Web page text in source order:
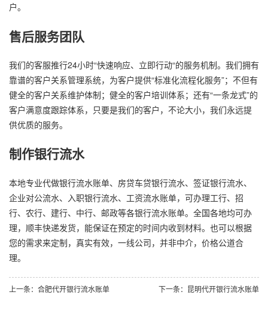
户。
售后服务团队
我们的客服推行24小时“快速响应、立即行动“的服务机制。我们拥有
靠谱的客户关系管理系统，为客户提供“标准化流程化服务”；不但有
健全的客户关系维护体制；健全的客户培训体系；还有“一条龙式”的
客户满意度跟踪体系，只要是我们的客户，不论大小，我们永远提
供优质的服务。
制作银行流水
本地专业代做银行流水账单、房贷车贷银行流水、签证银行流水、
企业对公流水、入职银行流水、工资流水账单，可办理工行、招
行、农行、建行、中行、邮政等各银行流水账单。全国各地均可办
理，顺丰快递发货，能保证在预定的时间内收到材料。也可以根据
您的需求来定制，真实有效，一线公司，并非中介，价格公道合
理。
上一条：合肥代开银行流水账单 下一条：昆明代开银行流水账单